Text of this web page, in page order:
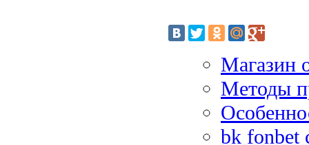
Магазин
Методы
bk fonbet